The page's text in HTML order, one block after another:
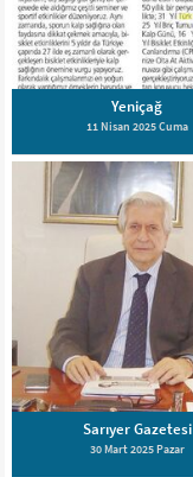
Yeniçağ
11 Nisan 2025 Cuma
Sarıyer Gazetesi
30 Mart 2025 Pazar